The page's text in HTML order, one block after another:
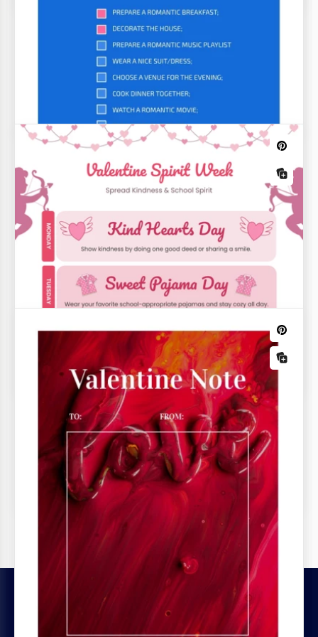
Menu de Dia dos Namorados
Muitos casais decidem comemorar o Dia dos
Namorados em um restaurante.
Planejador de Festa do Dia dos
Namorados
Modelo de Nota de Agradecimento do
Dia dos Namorados
Lista de Verificação do Dia dos
Namorados
O Dia dos Namorados não é apenas um monte de
flores e felicidade, também significa listas de tarefas
longas para muitas pessoas.
LEGAL